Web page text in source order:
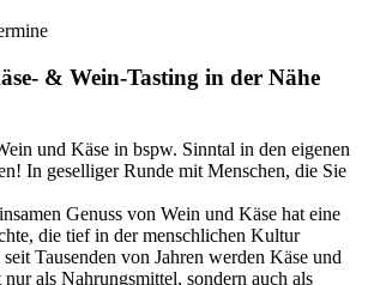
& Wein-Tasting in der Nähe
und Käse in bspw. Sinntal in den eigenen
In geselliger Runde mit Menschen, die Sie
Genuss von Wein und Käse hat eine
die tief in der menschlichen Kultur
Tausenden von Jahren werden Käse und
als Nahrungsmittel, sondern auch als